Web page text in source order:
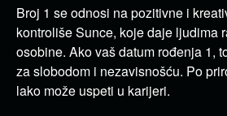
Broj 1 se odnosi na pozitivne i
kontroliše Sunce, koje daje ljudima
osobine. Ako vaš datum rođenja 1,
za slobodom i nezavisnošću. Po
lako može uspeti u karijeri.